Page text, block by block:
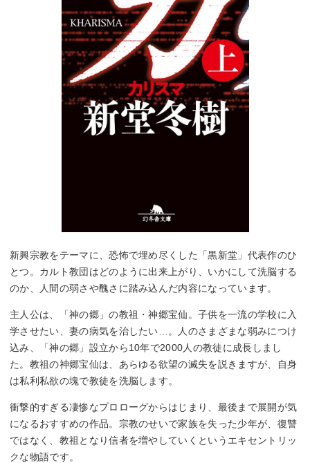
新興宗教をテーマに、恐怖で埋め尽くした「黒新堂」代表作のひ
とつ。カルト教団はどのように出来上がり、いかにして洗脳する
のか、人間の弱さや醜さに踏み込んだ内容になっています。
主人公は、「神の郷」の教祖・神郷宝仙。子供を一流の学校に入
学させたい、妻の病気を治したい…。人のさまざまな弱みにつけ
込み、「神の郷」設立から10年で2000人の教徒に成長しまし
た。教祖の神郷宝仙は、あらゆる欲望の滅失を説きますが、自身
は私利私欲の塊で教徒を洗脳します。
衝撃的すぎる凄惨なプロローグからはじまり、最後まで展開が気
になるおすすめの作品。宗教のせいで家族を失った少年が、復讐
ではなく、教祖となり信者を増やしていくというエキセントリッ
クな物語です。